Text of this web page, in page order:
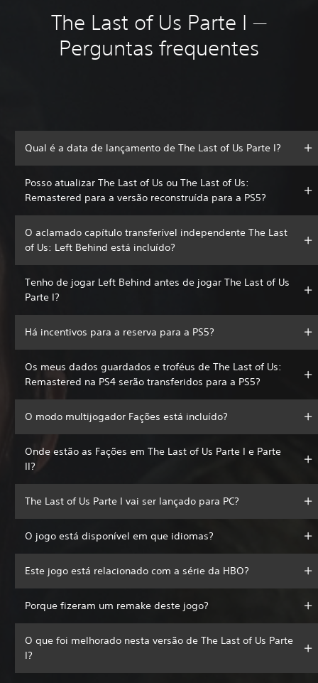
The Last of Us Parte I —
Perguntas frequentes
Qual é a data de lançamento de The Last of Us Parte I?
Posso atualizar The Last of Us ou The Last of Us:
Remastered para a versão reconstruída para a PS5?
O aclamado capítulo transferível independente The Last
of Us: Left Behind está incluído?
Tenho de jogar Left Behind antes de jogar The Last of Us
Parte I?
Há incentivos para a reserva para a PS5?
Os meus dados guardados e troféus de The Last of Us:
Remastered na PS4 serão transferidos para a PS5?
O modo multijogador Fações está incluído?
Onde estão as Fações em The Last of Us Parte I e Parte
II?
The Last of Us Parte I vai ser lançado para PC?
O jogo está disponível em que idiomas?
Este jogo está relacionado com a série da HBO?
Porque fizeram um remake deste jogo?
O que foi melhorado nesta versão de The Last of Us Parte
I?